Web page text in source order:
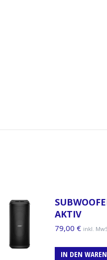
AKTIV
79,00 € inkl.
IN DEN